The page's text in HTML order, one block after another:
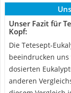
Unser Fazit für
Kopf:
Die Tetesept-
beeindrucken
dosierten
anderen